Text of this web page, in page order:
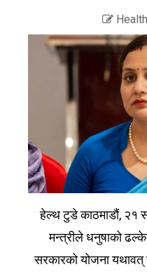
हेल्थ टुडे काठमाडौं, २१
मन्त्रीले धनुषाको
सरकारको योजना